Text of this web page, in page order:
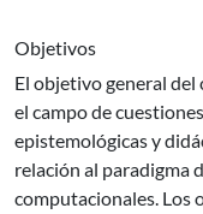
Objetivos
El objetivo general
el campo de cuestiones
epistemológicas y
relación al paradigma
computacionales. Los